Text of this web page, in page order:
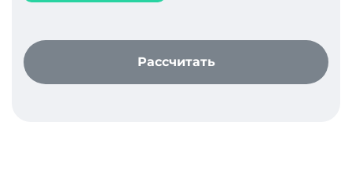
Рассчитать